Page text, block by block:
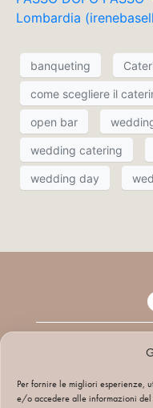
Per fornire le migliori esperienze,
e/o accedere alle informazioni del
Lombardia
banqueting
come scegliere il
open bar
wedding catering
wedding day